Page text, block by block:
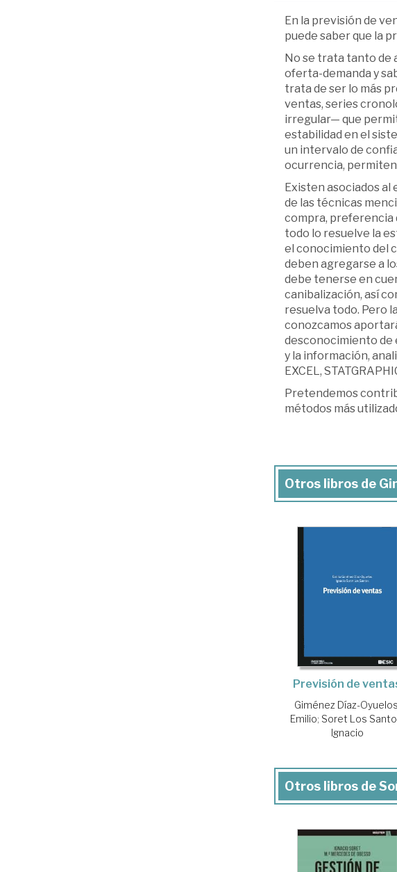
En la previsión de
puede saber que la
No se trata tanto de
oferta-demanda y
trata de ser lo más
ventas, series
irregular— que
estabilidad en el
un intervalo de
ocurrencia, permiten
Existen asociados
de las técnicas
compra, preferencia
todo lo resuelve la
el conocimiento del
deben agregarse a
debe tenerse en
canibalización, así
resuelva todo. Pero
conozcamos
desconocimiento de
y la información,
EXCEL,
Pretendemos
métodos más
Otros libros de
Previsión de
Giménez Díaz-
Emilio; Soret Los
Ignacio
Otros libros de